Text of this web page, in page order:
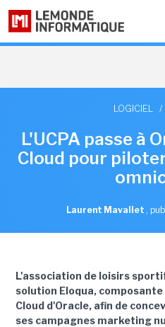
LOGICIEL /
L'UCPA passe à
Cloud pour
Laurent Mavallet ,
L'association de loisirs
solution Eloqua,
Cloud d'Oracle, afin de
ses campagnes marketing